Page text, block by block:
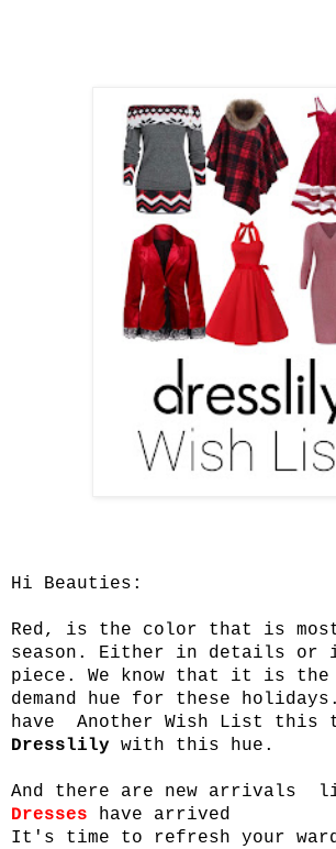
Hi Beauties:
Red, is the color that is
season. Either in details or
piece. We know that it is the
demand hue for these
have Another Wish List this
Dresslily with this hue.
And there are new arrivals
Dresses have arrived
It's time to refresh your